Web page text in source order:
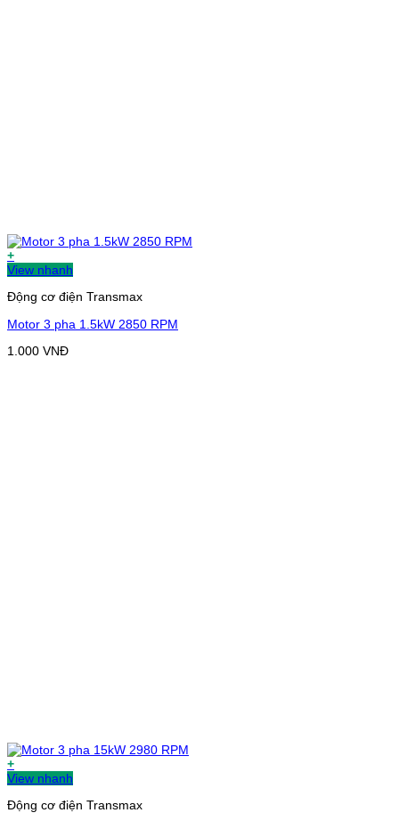
+
View nhanh
Động cơ điện Transmax
Motor 3 pha 1.5kW 2850 RPM
1.000 VNĐ
+
View nhanh
Động cơ điện Transmax